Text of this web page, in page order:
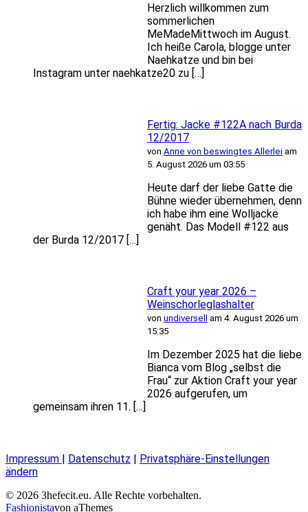
Herzlich willkommen zum
sommerlichen
MeMadeMittwoch im August.
Ich heiße Carola, blogge unter
Naehkatze und bin bei
Instagram unter naehkatze20 zu […]
Fertig: Jacke #122A nach Burda
12/2017
von Anne von beswingtes Allerlei am
5. August 2026 um 03:55
Heute darf der liebe Gatte die
Bühne wieder übernehmen, denn
ich habe ihm eine Wolljacke
genäht. Das Modell #122 aus
der Burda 12/2017 […]
Craft your year 2026 –
Weinschorleglashalter
von undiversell
am 4. August 2026 um
15:35
Im Dezember 2025 hat die liebe
Bianca vom Blog „selbst die
Frau“ zur Aktion Craft your year
2026 aufgerufen, um
gemeinsam ihren 11. […]
Impressum | Datenschutz | Privatsphäre-Einstellungen
ändern
© 2026 3hefecit.eu. Alle Rechte vorbehalten.
Fashionistavon aThemes